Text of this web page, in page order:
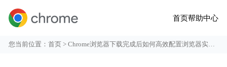
首页帮助中心
您当前位置：首页 > Chrome浏览器下载完成后如何高效配置浏览器实验功能